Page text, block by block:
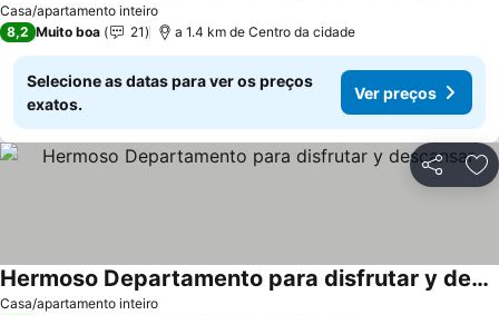
Casa/apartamento inteiro
8,2 Muito boa 21 a 1.4 km de Centro da cidade
Selecione as datas para ver os preços
exatos.
Ver preços
Partilhar
Casa/apartamento inteiro
Hermoso Departamento para disfrutar y descansar